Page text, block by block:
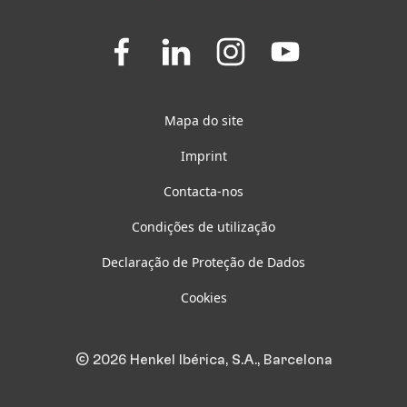
Join
Join
on
Join
on
Join
us
Mapa do site
Imprint
Contacta-nos
Condições de utilização
Declaração de Proteção de Dados
Cookies
© 2026 Henkel Ibérica, S.A., Barcelona